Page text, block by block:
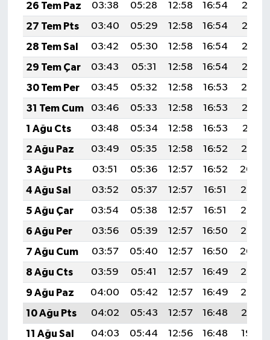
26 Tem Paz
03:38 05:28 12:58 16:54
20:18
27 Tem Pts
03:40 05:29 12:58 16:54
20:17
28 Tem Sal
03:42 05:30 12:58 16:54
20:16
29 Tem Çar
03:43 05:31 12:58 16:54
20:15
30 Tem Per
03:45 05:32 12:58 16:53
20:14
31 Tem Cum
03:46 05:33 12:58 16:53
20:13
1 Ağu Cts
03:48 05:34 12:58 16:53
20:11
2 Ağu Paz
03:49 05:35 12:58 16:52
20:10
3 Ağu Pts
03:51 05:36 12:57 16:52
20:09
4 Ağu Sal
03:52 05:37 12:57 16:51
20:08
5 Ağu Çar
03:54 05:38 12:57 16:51
20:07
6 Ağu Per
03:56 05:39 12:57 16:50
20:06
7 Ağu Cum
03:57 05:40 12:57 16:50
20:04
8 Ağu Cts
03:59 05:41 12:57 16:49
20:03
9 Ağu Paz
04:00 05:42 12:57 16:49
20:02
10 Ağu Pts
04:02 05:43 12:57 16:48
20:01
11 Ağu Sal
04:03 05:44 12:56 16:48
19:59